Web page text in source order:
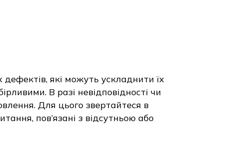
які можуть ускладнити їх
В разі невідповідності чи
Для цього звертайтеся в
пов’язані з відсутньою або